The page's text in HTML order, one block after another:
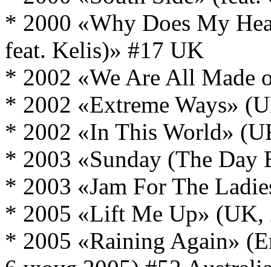
* 2000 «Why Does My
feat. Kelis)» #17 UK
* 2002 «We Are All Made
* 2002 «Extreme Ways»
* 2002 «In This World»
* 2003 «Sunday (The
* 2003 «Jam For The
* 2005 «Lift Me Up» (UK,
* 2005 «Raining Again»